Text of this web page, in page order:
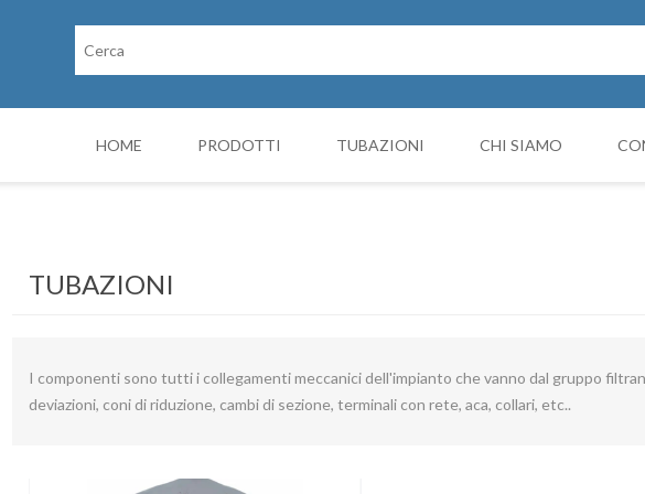
HOME PRODOTTI TUBAZIONI
Curve
CHI SIAMO
TUBAZIONI
I componenti sono tutti i collegamenti meccanici dell'impianto che vanno dal gruppo
deviazioni, coni di riduzione, cambi di sezione, terminali con rete, aca, collari, etc..